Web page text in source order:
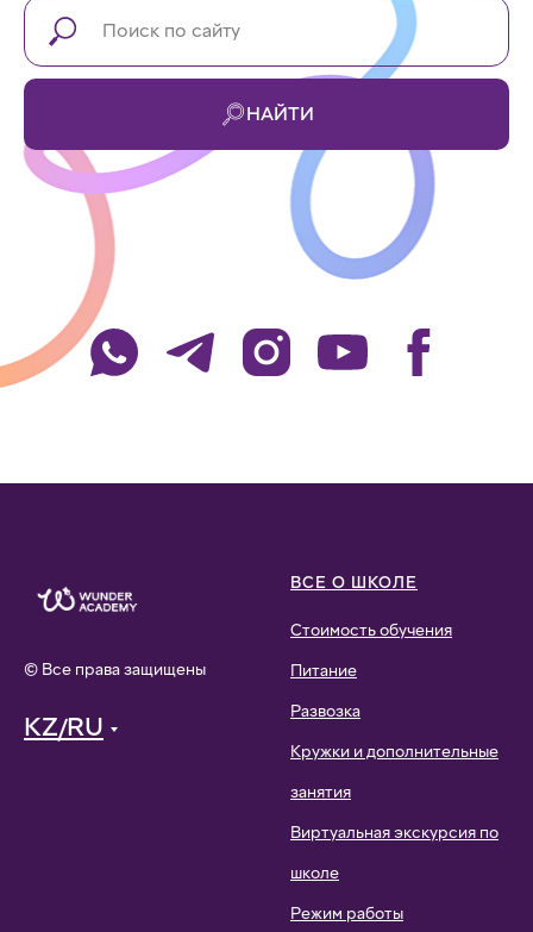
НАЙТИ
© Все права защищены
KZ/RU
ВСЕ О ШКОЛЕ
Стоимость обучения
Питание
Развозка
Кружки и дополнительные
занятия
Виртуальная экскурсия по
школе
Режим работы